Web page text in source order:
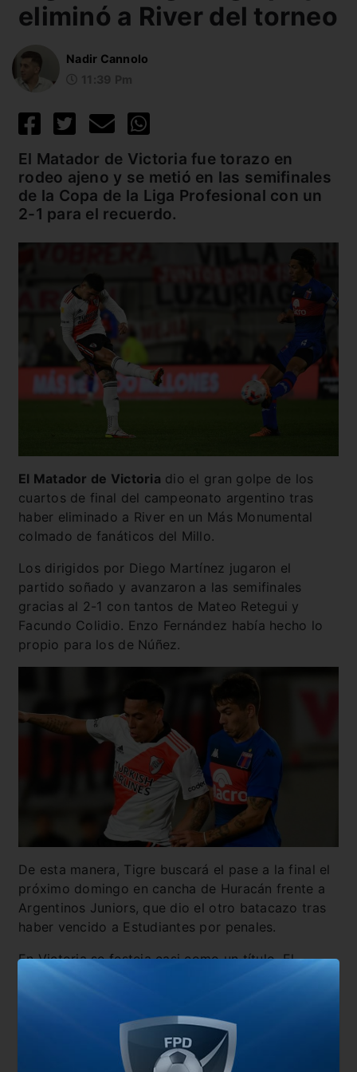
eliminó a River del torneo
Nadir Cannolo
El Matador de Victoria fue torazo en
rodeo ajeno y se metió en las semifinales
de la Copa de la Liga Profesional con un
2-1 para el recuerdo.
El Matador de Victoria dio el gran golpe de los
cuartos de final del campeonato argentino tras
haber eliminado a River en un Más Monumental
colmado de fanáticos del Millo.
Los dirigidos por Diego Martínez jugaron el
partido soñado y avanzaron a las semifinales
gracias al 2-1 con tantos de Mateo Retegui y
Facundo Colidio. Enzo Fernández había hecho lo
propio para los de Núñez.
De esta manera, Tigre buscará el pase a la final el
próximo domingo en cancha de Huracán frente a
Argentinos Juniors, que dio el otro batacazo tras
haber vencido a Estudiantes por penales.
En Victoria se festeja casi como un título. El
plantel se asentó rápidamente a la categoría tras
su reciente ascenso y ahora está a dos partidos
de la segunda estrella de su historia.
También te puede interesar